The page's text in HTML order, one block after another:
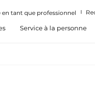
en tant que professionnel
Service à la personne